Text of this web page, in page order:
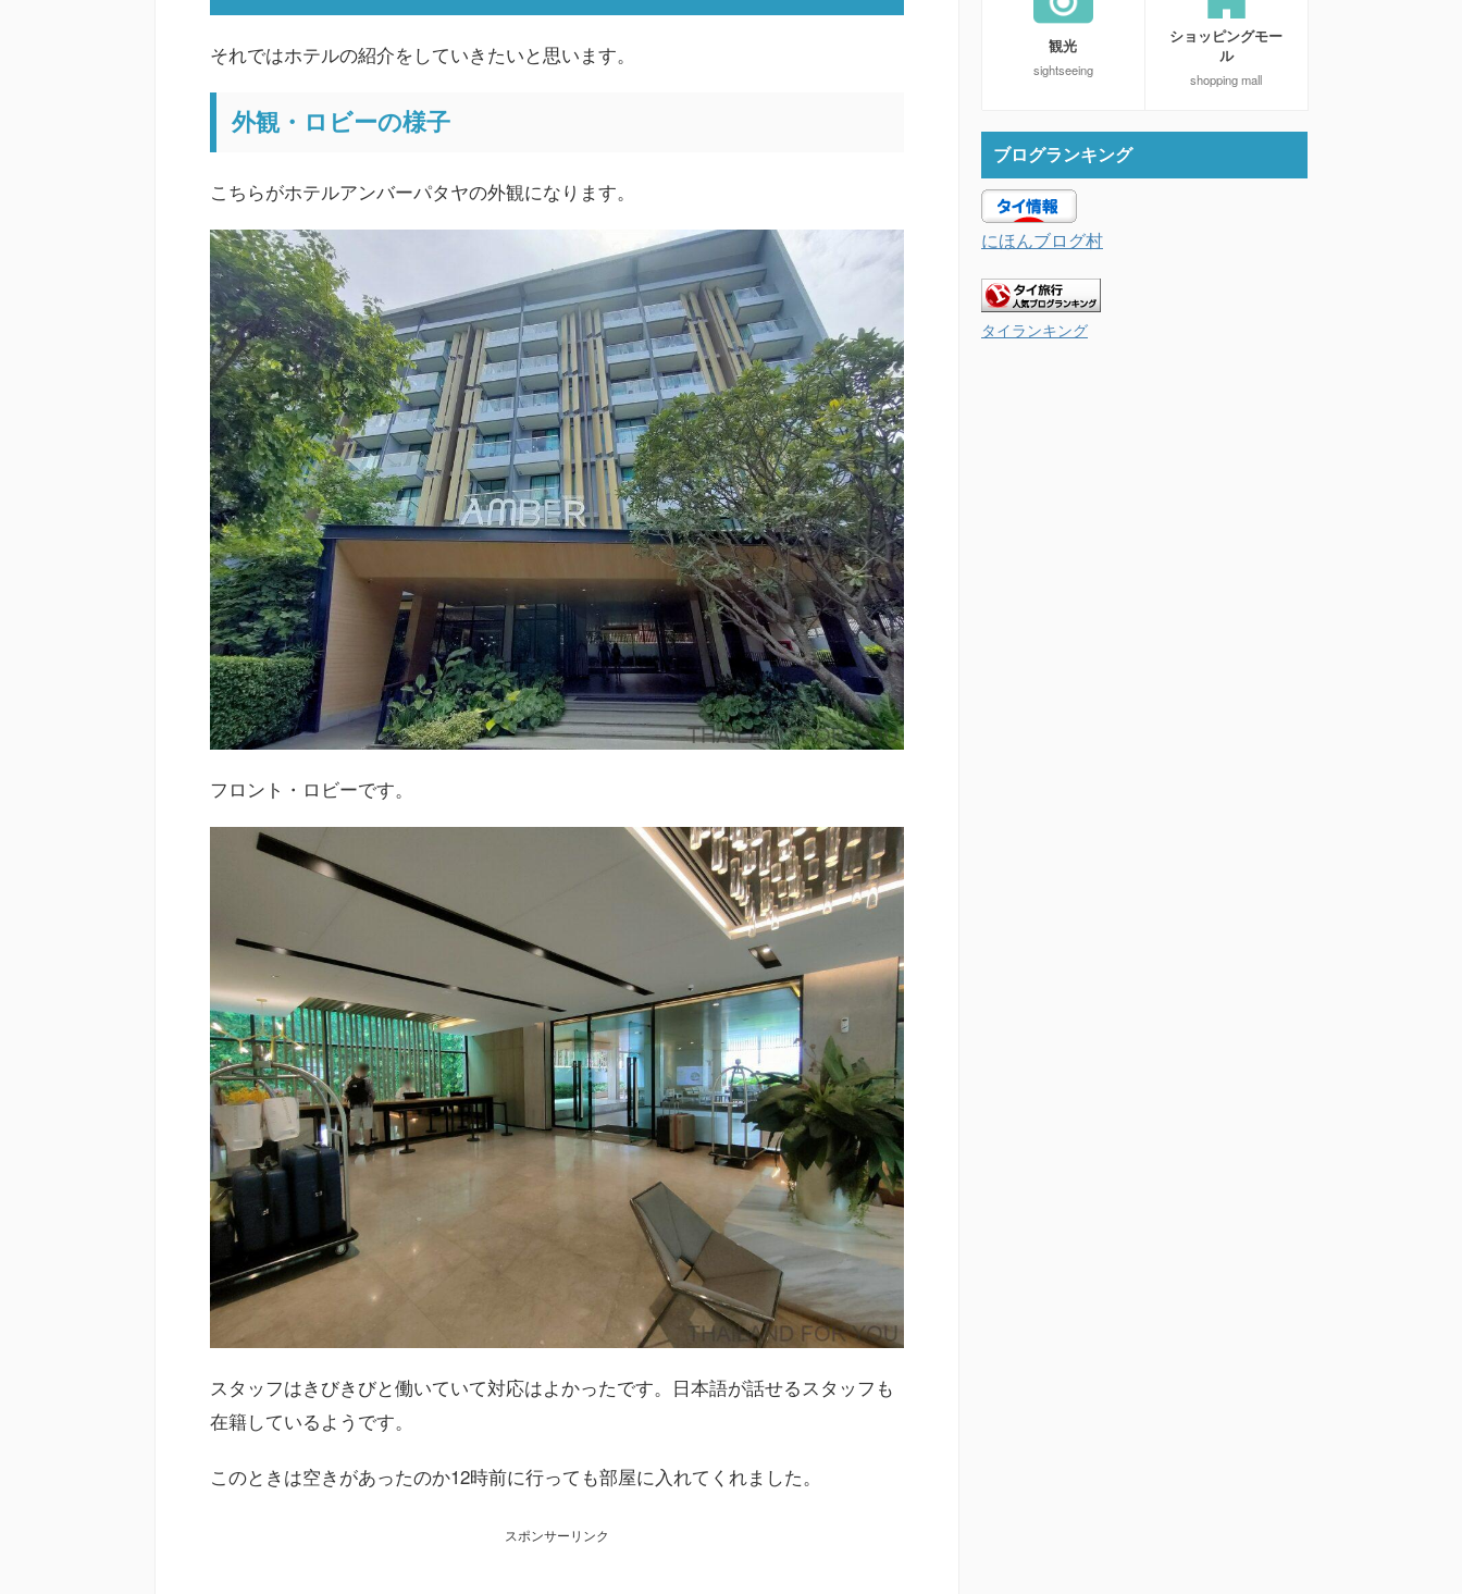
それではホテルの紹介をしていきたいと思います。
外観・ロビーの様子
こちらがホテルアンバーパタヤの外観になります。
フロント・ロビーです。
スタッフはきびきびと働いていて対応はよかったです。日本語が話せるスタッフも
在籍しているようです。
このときは空きがあったのか12時前に行っても部屋に入れてくれました。
スポンサーリンク
観光
sightseeing
ショッピングモー
ル
shopping mall
ブログランキング
にほんブログ村
タイランキング